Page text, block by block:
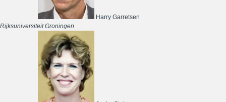
Harry Garretsen
Rijksuniversiteit Groningen